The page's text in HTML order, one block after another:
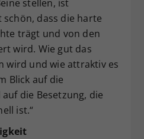
stellen, ist
schön, dass die harte
trägt und von den
wird. Wie gut das
wird und wie attraktiv es
Blick auf die
die Besetzung, die
ist.“